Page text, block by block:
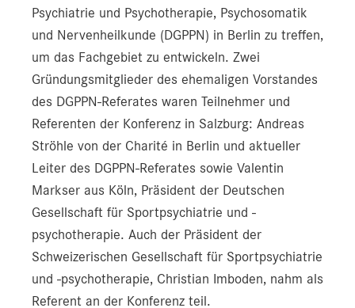
Psychiatrie und Psychotherapie, Psychosomatik
und Nervenheilkunde (DGPPN) in Berlin zu treffen,
um das Fachgebiet zu entwickeln. Zwei
Gründungsmitglieder des ehemaligen Vorstandes
des DGPPN-Referates waren Teilnehmer und
Referenten der Konferenz in Salzburg: Andreas
Ströhle von der Charité in Berlin und aktueller
Leiter des DGPPN-Referates sowie Valentin
Markser aus Köln, Präsident der Deutschen
Gesellschaft für Sportpsychiatrie und -
psychotherapie. Auch der Präsident der
Schweizerischen Gesellschaft für Sportpsychiatrie
und -psychotherapie, Christian Imboden, nahm als
Referent an der Konferenz teil.